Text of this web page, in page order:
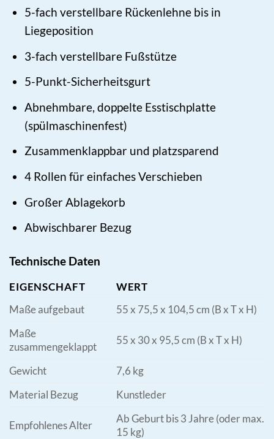
5-fach verstellbare Rückenlehne bis in
Liegeposition
3-fach verstellbare Fußstütze
5-Punkt-Sicherheitsgurt
Abnehmbare, doppelte Esstischplatte
(spülmaschinenfest)
Zusammenklappbar und platzsparend
4 Rollen für einfaches Verschieben
Großer Ablagekorb
Abwischbarer Bezug
Technische Daten
EIGENSCHAFT
WERT
Maße aufgebaut
55 x 75,5 x 104,5 cm (B x T x H)
Maße
zusammengeklappt
55 x 30 x 95,5 cm (B x T x H)
Gewicht
7,6 kg
Material Bezug
Kunstleder
Empfohlenes Alter
Ab Geburt bis 3 Jahre (oder max.
15 kg)